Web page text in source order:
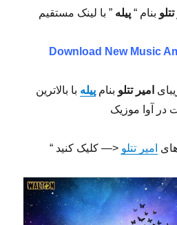
بنام “ پیله ” با لینک مستقیم
Download New Music
امیر تتلو بنام پیله با بالاترین
در آوا موزیک
امیر تتلو <— کلیک کنید “